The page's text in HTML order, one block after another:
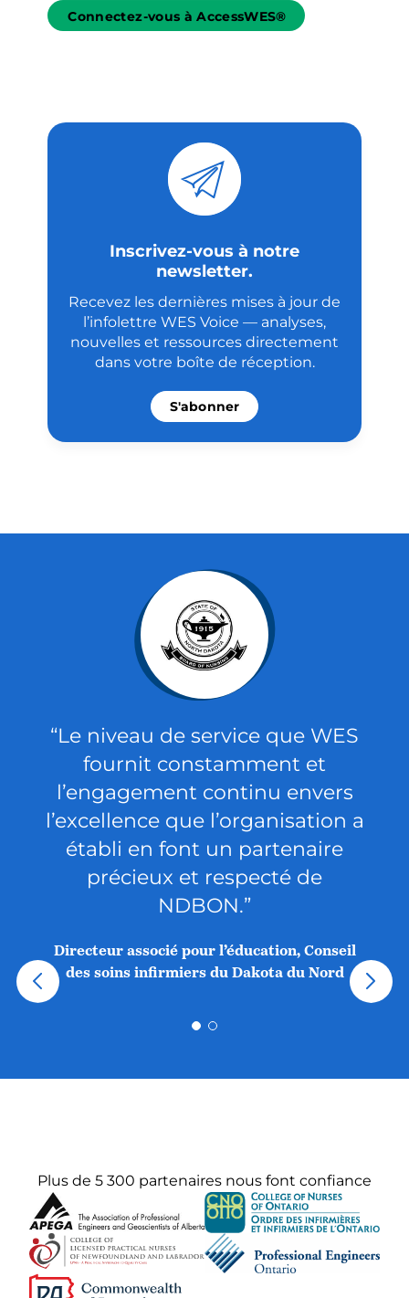
Connectez-vous à AccessWES®
Inscrivez-vous à notre
newsletter.
Recevez les dernières mises à jour de
l’infolettre WES Voice — analyses,
nouvelles et ressources directement
dans votre boîte de réception.
S'abonner
“Le niveau de service que WES
fournit constamment et
l’engagement continu envers
l’excellence que l’organisation a
établi en font un partenaire
précieux et respecté de
NDBON.”
Directeur associé pour l’éducation, Conseil
des soins infirmiers du Dakota du Nord
Plus de 5 300 partenaires nous font confiance